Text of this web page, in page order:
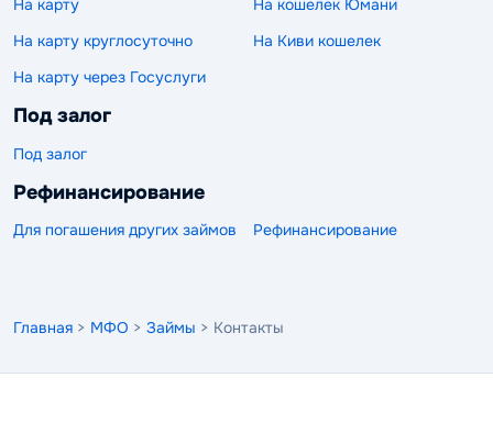
На карту
На кошелек Юмани
На карту круглосуточно
На Киви кошелек
На карту через Госуслуги
Под залог
Под залог
Рефинансирование
Для погашения других займов Рефинансирование
Главная > МФО > Займы > Контакты